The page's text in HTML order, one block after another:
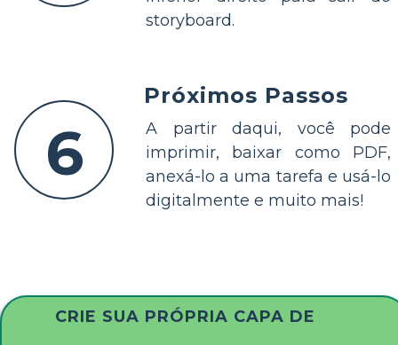
storyboard.
6
Próximos Passos
A partir daqui, você pode
imprimir, baixar como PDF,
anexá-lo a uma tarefa e usá-lo
digitalmente e muito mais!
CRIE SUA PRÓPRIA CAPA DE